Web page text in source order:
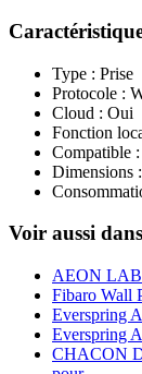
Type : Prise
Protocole :
Cloud : Oui
Fonction
Compatible
Dimensions
Voir aussi
AEON
Fibaro Wall
Everspring
Everspring
CHACON